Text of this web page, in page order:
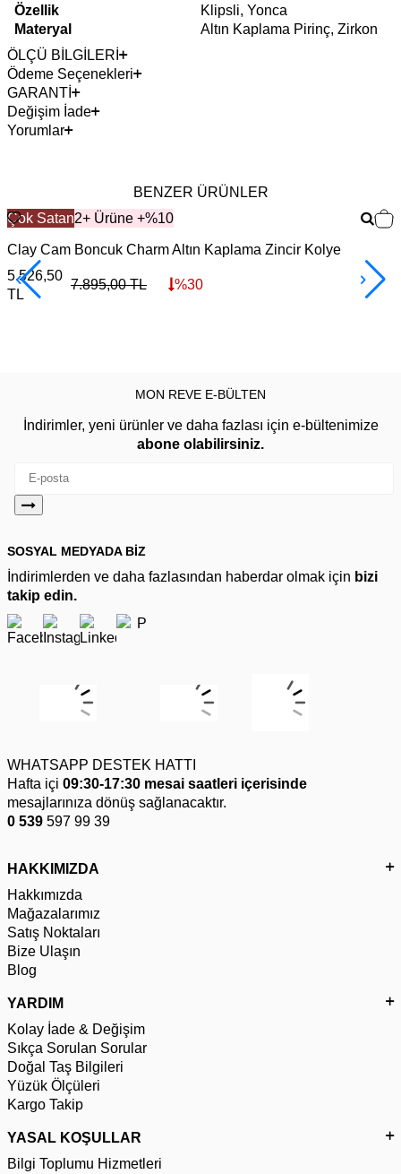
Özellik
Klipsli, Yonca
Materyal
Altın Kaplama Pirinç, Zirkon
ÖLÇÜ BİLGİLERİ
Ödeme Seçenekleri
GARANTİ
Değişim İade
Yorumlar
BENZER ÜRÜNLER
Çok Satan2+ Ürüne +%10
Clay Cam Boncuk Charm Altın Kaplama Zincir Kolye
5.526,50
TL
7.895,00TL %30
MON REVE E-BÜLTEN
İndirimler, yeni ürünler ve daha fazlası için e-bültenimize
abone olabilirsiniz.
SOSYAL MEDYADA BİZ
İndirimlerden ve daha fazlasından haberdar olmak için bizi
takip edin.
WHATSAPP DESTEK HATTI
Hafta içi 09:30-17:30 mesai saatleri içerisinde
mesajlarınıza dönüş sağlanacaktır.
0 539 597 99 39
HAKKIMIZDA
Hakkımızda
Mağazalarımız
Satış Noktaları
Bize Ulaşın
Blog
YARDIM
Kolay İade & Değişim
Sıkça Sorulan Sorular
Doğal Taş Bilgileri
Yüzük Ölçüleri
Kargo Takip
YASAL KOŞULLAR
Bilgi Toplumu Hizmetleri